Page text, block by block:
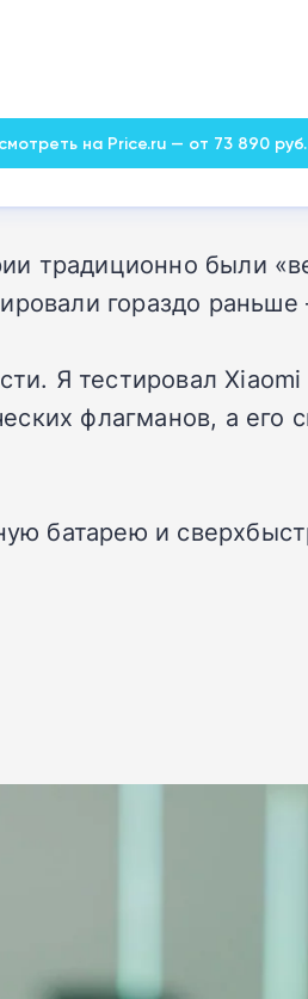
на Price.ru — от 73 890 руб.
традиционно были
гораздо
Я тестировал
флагманов, а его
батарею и